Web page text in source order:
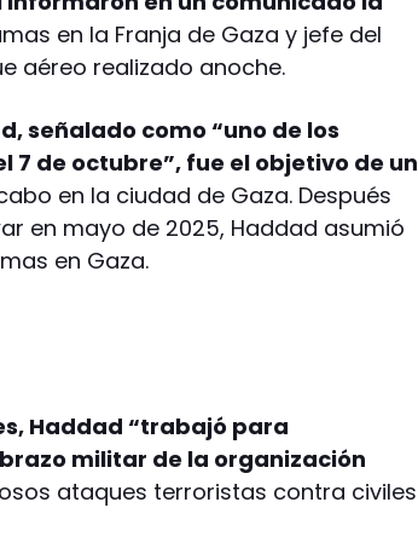
en la Franja de Gaza y jefe del
aéreo realizado anoche.
señalado como “uno de los
de octubre”, fue el objetivo de un
en la ciudad de Gaza. Después
en mayo de 2025, Haddad asumió
en Gaza.
Haddad “trabajó para
militar de la organización
ataques terroristas contra civiles